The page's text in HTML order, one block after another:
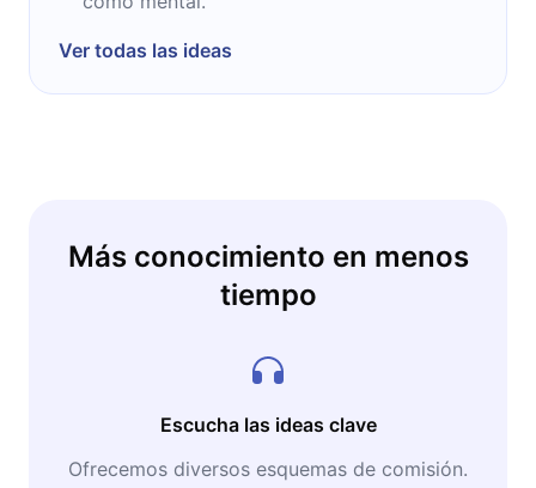
Ver todas las ideas
Más conocimiento en menos
tiempo
Escucha las ideas clave
Ofrecemos diversos esquemas de comisión.